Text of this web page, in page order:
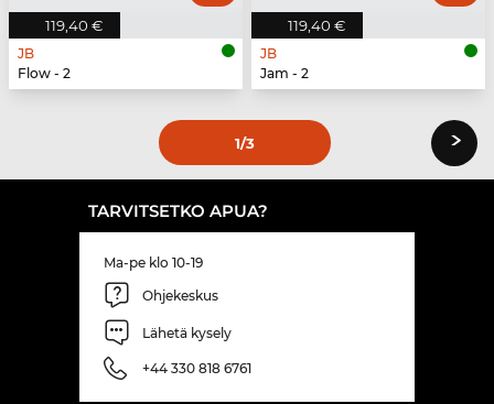
119,40 €
JB
Flow - 2
119,40 €
JB
Jam - 2
1/3 ›
TARVITSETKO APUA?
Ma-pe klo 10-19
Ohjekeskus
Lähetä kysely
+44 330 818 6761